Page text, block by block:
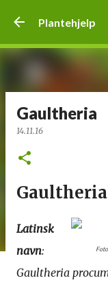
Plantehjelp
Gaultheria
14.11.16
Gaultheria
Latinsk
navn:
Gaultheria